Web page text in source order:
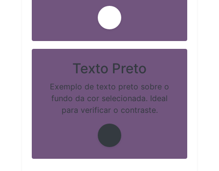
Texto Preto
Exemplo de texto preto sobre o
fundo da cor selecionada. Ideal
para verificar o contraste.